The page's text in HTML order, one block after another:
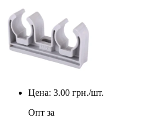
Цена: 3.00 грн./шт.
Опт за